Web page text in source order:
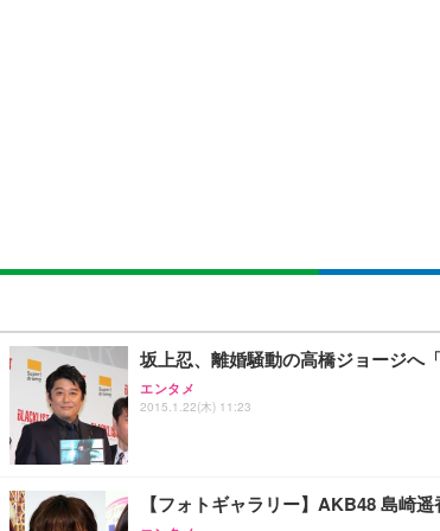
[EdoErgo] オフィスチェア 椅子 テレワー
Sezlife オフィスチェア デスクチェア 疲れ
ション PCチェア 通気性メッシュ ゲーミ
￥7,680
ション PCチェア 通気性メッシュ ゲーミ
EIZO ビジネス向けプレミアムモニター |
【純正品】27"ゲーミングモニター
￥49,979
【整備済み品】Dell E2724HS 27インチ
￥15,800
Amazonベーシック ペットシーツ 薄型 レ
ネオ・ルーライフ ネオ・オムツ L 中型犬
￥1,800
Smart Basic(スマートベーシック) 【
￥3,670
坂上忍、離婚騒動の高橋ジョージへ
エンタメ
2015.1.22(木) 11:23
【フォトギャラリー】AKB48 島崎